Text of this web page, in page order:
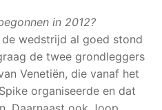
in 2012?
wedstrijd al goed stond
de twee grondleggers
Venetiën, die vanaf het
organiseerde en dat